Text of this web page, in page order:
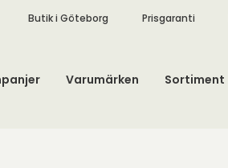
Butik i Göteborg Prisgaranti
Varumärken Sortiment